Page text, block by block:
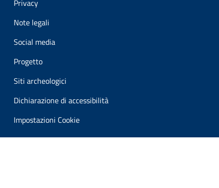
Privacy
Note legali
Social media
Progetto
Siti archeologici
Dichiarazione di accessibilità
Impostazioni Cookie